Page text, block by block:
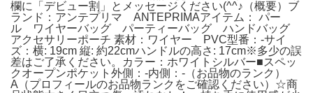
欄に「デビュー割」とメッセージください(^^♪（概要）ブ
ランド：アンテプリマ ANTEPRIMAアイテム： パー
ル ワイヤーバッグ パーティーバッグ ハンドバッグ
アクセサリーポーチ 素材：ワイヤー PVC型番：-サイ
ズ：横: 19cm 縦: 約22cmハンドルの高さ: 17cm※多少の誤
差はご了承ください。カラー：ホワイトシルバー■スペッ
クオープンポケット外側：-内側：-（お品物のランク）
A（プロフィールのお品物ランクをご確認ください）☆商